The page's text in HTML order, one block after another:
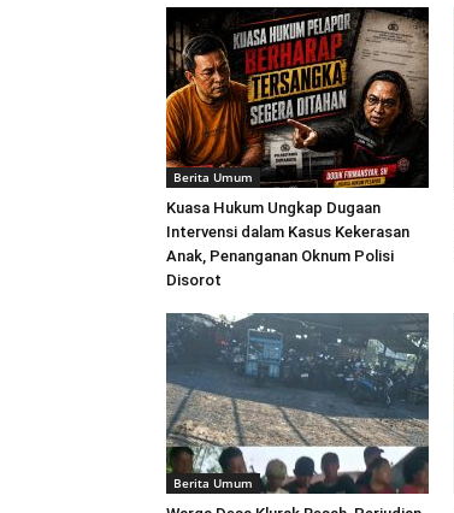
Berita Umum
Kuasa Hukum Ungkap Dugaan
Intervensi dalam Kasus Kekerasan
Anak, Penanganan Oknum Polisi
Disorot
Berita Umum